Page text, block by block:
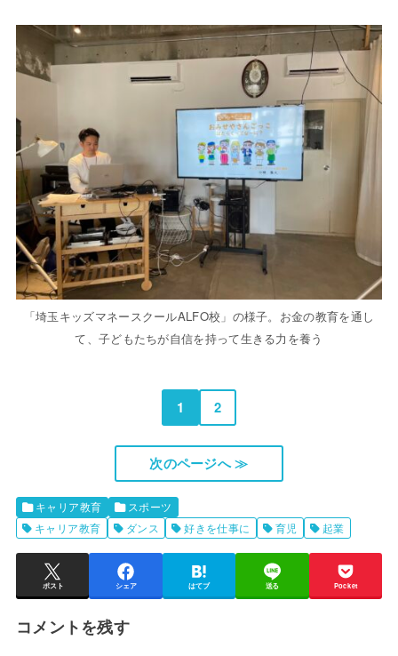
「埼玉キッズマネースクールALFO校」の様子。お金の教育を通し
て、子どもたちが自信を持って生きる力を養う
1 2
次のページへ ≫
キャリア教育
スポーツ
キャリア教育
ダンス 好きを仕事に 育児 起業
ポスト シェア はてブ 送る Pocket
コメントを残す